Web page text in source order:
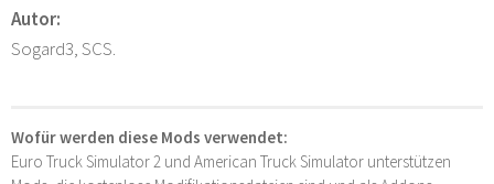
Autor:
Sogard3, SCS.
Wofür werden diese Mods verwendet:
Euro Truck Simulator 2 und American Truck Simulator unterstützen